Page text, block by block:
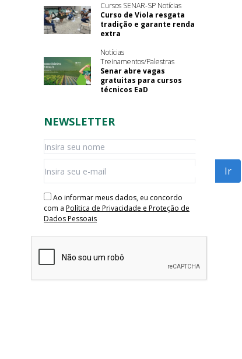
Cursos SENAR-SP Notícias
Curso de Viola resgata
tradição e garante renda
extra
Notícias
Treinamentos/Palestras
Senar abre vagas
gratuitas para cursos
técnicos EaD
NEWSLETTER
Ao informar meus dados, eu concordo
com a Política de Privacidade e Proteção de
Dados Pessoais